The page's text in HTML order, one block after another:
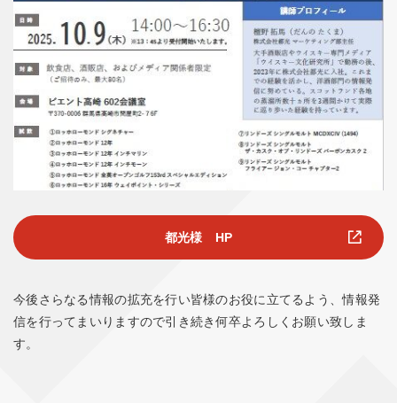
都光様 HP
今後さらなる情報の拡充を行い皆様のお役に立てるよう、情報発
信を行ってまいりますので引き続き何卒よろしくお願い致しま
す。